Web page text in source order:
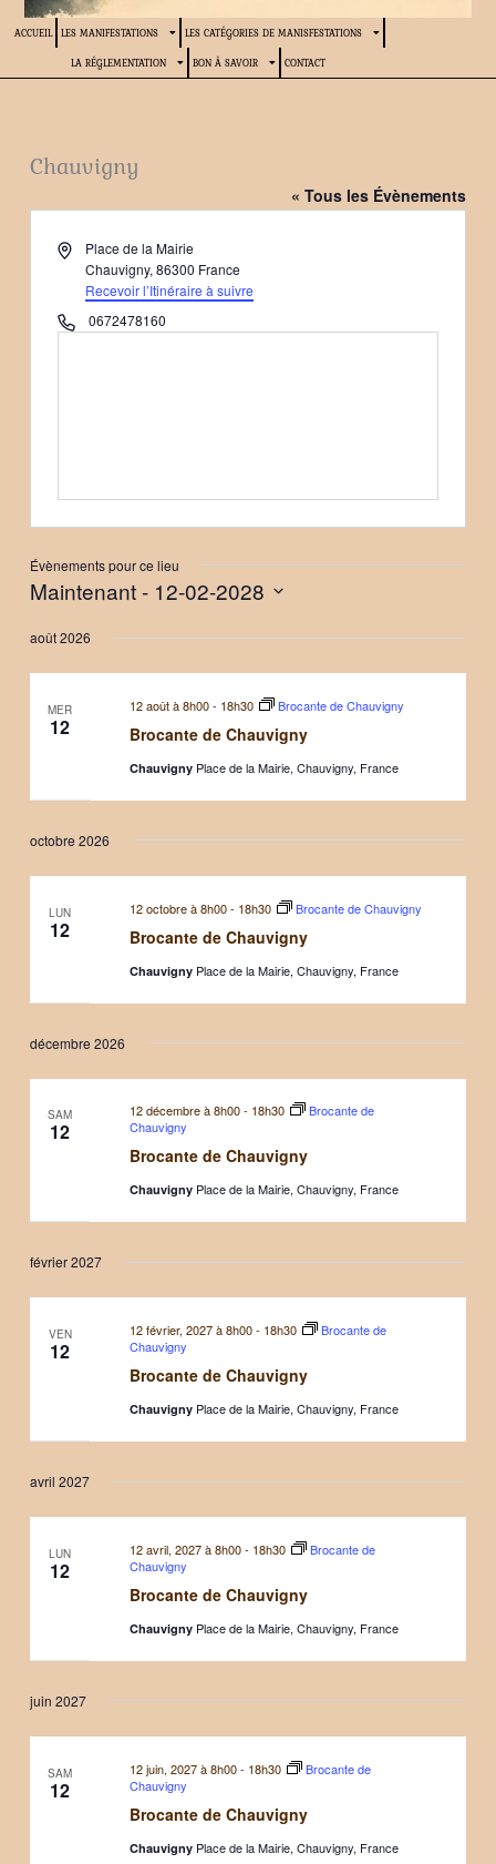
ACCUEIL LES MANIFESTATIONS LES CATÉGORIES DE MANISFESTATIONS
LA RÉGLEMENTATION BON À SAVOIR CONTACT
Chauvigny
« Tous les Évènements
AdressePlace de la Mairie
Chauvigny, 86300 France
Recevoir l’Itinéraire à suivre
Téléphone0672478160
Évènements pour ce lieu
Maintenant - 12-02-2028
une
date.
août 2026
MER
12 Brocante de Chauvigny
12 août à 8h00- 18h30 Brocante de Chauvigny
Chauvigny Place de la Mairie, Chauvigny, France
octobre 2026
LUN
12 Brocante de Chauvigny
12 octobre à 8h00- 18h30 Brocante de Chauvigny
Chauvigny Place de la Mairie, Chauvigny, France
décembre 2026
SAM
12
Brocante de Chauvigny
12 décembre à 8h00- 18h30
Brocante de
Chauvigny
Chauvigny Place de la Mairie, Chauvigny, France
février 2027
VEN
12
Brocante de Chauvigny
12 février, 2027 à 8h00- 18h30
Brocante de
Chauvigny
Chauvigny Place de la Mairie, Chauvigny, France
avril 2027
LUN
12
Brocante de Chauvigny
12 avril, 2027 à 8h00- 18h30
Brocante de
Chauvigny
Chauvigny Place de la Mairie, Chauvigny, France
juin 2027
SAM
12
Brocante de Chauvigny
12 juin, 2027 à 8h00- 18h30
Brocante de
Chauvigny
Chauvigny Place de la Mairie, Chauvigny, France